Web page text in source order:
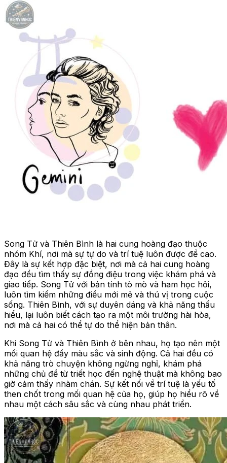
Song Tử và Thiên Bình là hai cung hoàng đạo thuộc
nhóm Khí, nơi mà sự tự do và trí tuệ luôn được đề cao.
Đây là sự kết hợp đặc biệt, nơi mà cả hai cung hoàng
đạo đều tìm thấy sự đồng điệu trong việc khám phá và
giao tiếp. Song Tử với bản tính tò mò và ham học hỏi,
luôn tìm kiếm những điều mới mẻ và thú vị trong cuộc
sống. Thiên Bình, với sự duyên dáng và khả năng thấu
hiểu, lại luôn biết cách tạo ra một môi trường hài hòa,
nơi mà cả hai có thể tự do thể hiện bản thân.
Khi Song Tử và Thiên Bình ở bên nhau, họ tạo nên một
mối quan hệ đầy màu sắc và sinh động. Cả hai đều có
khả năng trò chuyện không ngừng nghỉ, khám phá
những chủ đề từ triết học đến nghệ thuật mà không bao
giờ cảm thấy nhàm chán. Sự kết nối về trí tuệ là yếu tố
then chốt trong mối quan hệ của họ, giúp họ hiểu rõ về
nhau một cách sâu sắc và cùng nhau phát triển.